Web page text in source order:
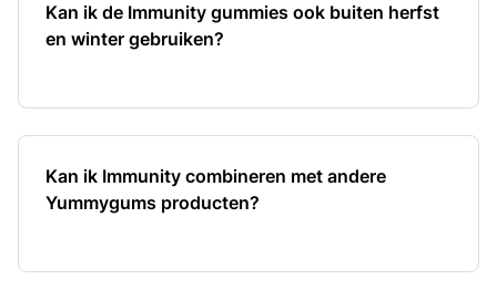
Kan ik de Immunity gummies ook buiten herfst
en winter gebruiken?
Kan ik Immunity combineren met andere
Yummygums producten?